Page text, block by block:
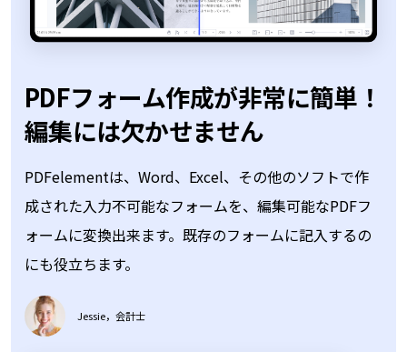
画像になった文字もOCR
変換！
PDFelementは、Word、Excel、その他のソフトで作
成された入力不可能なフォームを、編集可能なPDFフ
ォームに変換出来ます。既存のフォームに記入するの
にも役立ちます。
Jessie，会計士